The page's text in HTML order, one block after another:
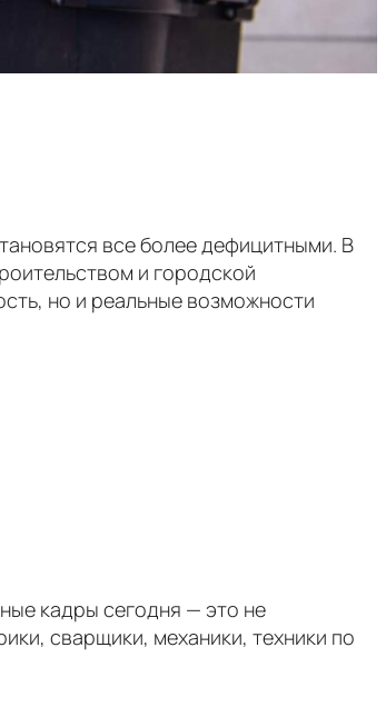
все более дефицитными. В
и городской
но и реальные возможности
кадры сегодня — это не
сварщики, механики, техники по